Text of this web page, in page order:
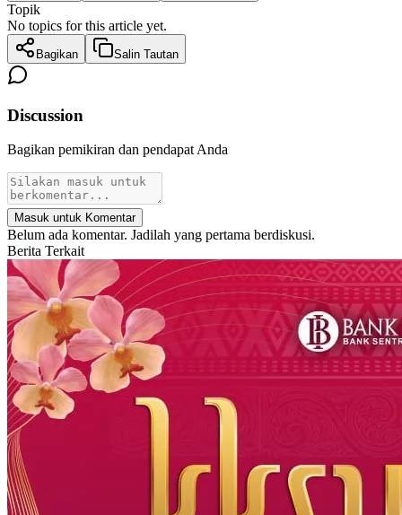
Topik
No topics for this article yet.
Bagikan Salin Tautan
Discussion
Bagikan pemikiran dan pendapat Anda
Masuk untuk Komentar
Belum ada komentar. Jadilah yang pertama berdiskusi.
Berita Terkait